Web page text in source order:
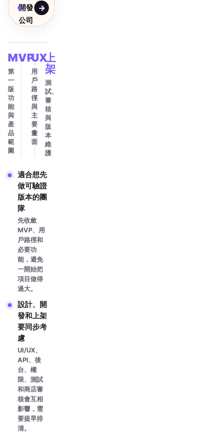
開發
公司
MVP
第
一
版
功
能
與
產
品
範
圍
UX
用
戶
路
徑
與
主
要
畫
面
上
架
測
試、
審
核
與
版
本
維
護
適合想先
做可驗證
版本的團
隊
先收斂
MVP、用
戶路徑和
必要功
能，避免
一開始把
項目做得
過大。
設計、開
發和上架
要同步考
慮
UI/UX、
API、後
台、權
限、測試
和商店審
核會互相
影響，需
要提早排
清。